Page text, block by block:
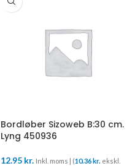
Bordløber Sizoweb B:30 cm.
Lyng 450936
12.95 kr. Inkl. moms | (10.36kr. ekskl.